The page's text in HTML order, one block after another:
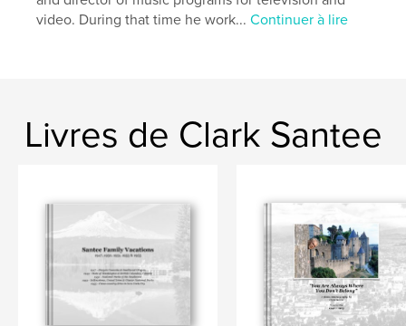
video. During that time he work...Continuer à lire
Livres de Clark Santee